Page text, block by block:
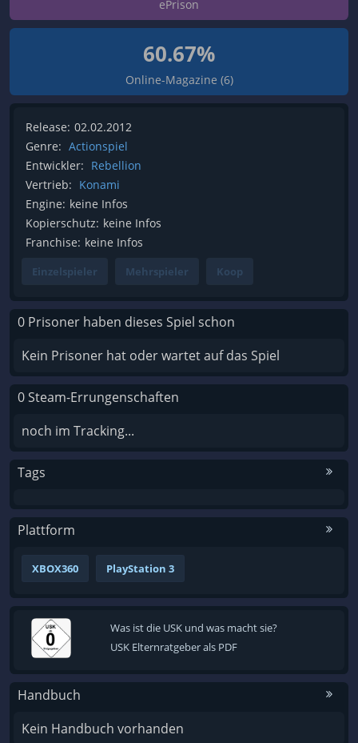
ePrison
60.67%
Online-Magazine (6)
Release: 02.02.2012
Genre: Actionspiel
Entwickler: Rebellion
Vertrieb: Konami
Engine: keine Infos
Kopierschutz: keine Infos
Franchise: keine Infos
Einzelspieler Mehrspieler Koop
0 Prisoner haben dieses Spiel schon
Kein Prisoner hat oder wartet auf das Spiel
0 Steam-Errungenschaften
noch im Tracking...
Tags
Plattform
XBOX360 PlayStation 3
Was ist die USK und was macht sie?
USK Elternratgeber als PDF
Handbuch
Kein Handbuch vorhanden